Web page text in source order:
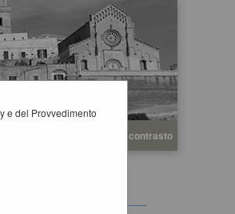
Alto contrasto
e del Provvedimento